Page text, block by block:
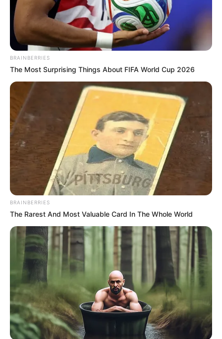
BRAINBERRIES
The Most Surprising Things About FIFA World Cup 2026
BRAINBERRIES
The Rarest And Most Valuable Card In The Whole World